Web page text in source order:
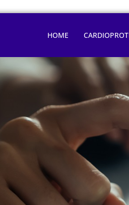
HOME